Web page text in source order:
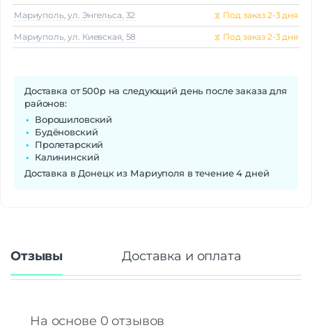
Мариуполь, ул. Энгельса, 32 ⧖ Под заказ 2-3 дня
Мариуполь, ул. Киевская, 58 ⧖ Под заказ 2-3 дня
Доставка от 500р на следующий день после заказа для
районов:
Ворошиловский
Будёновский
Пролетарский
Калининский
Доставка в Донецк из Мариуполя в течение 4 дней
Отзывы Доставка и оплата
На основе 0 отзывов